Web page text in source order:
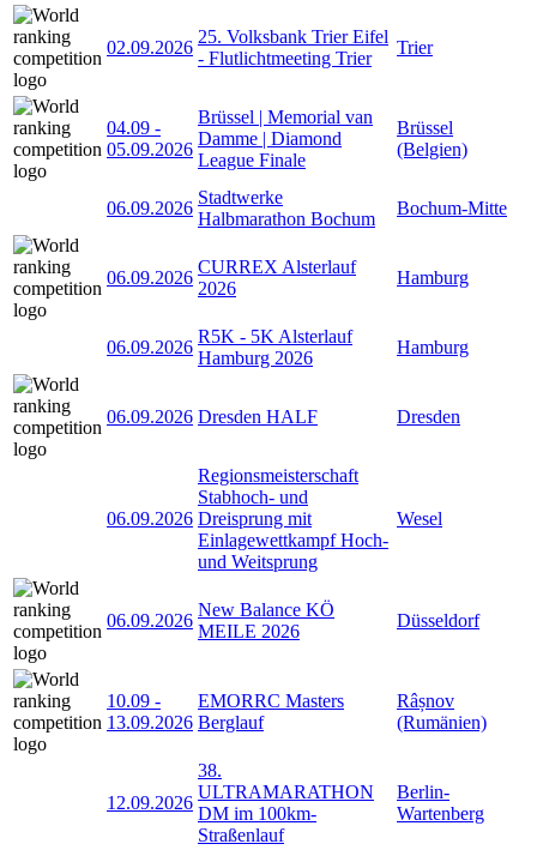
02.09.2026
25. Volksbank Trier Eifel
- Flutlichtmeeting Trier
Trier
04.09 -
05.09.2026
Brüssel | Memorial van
Damme | Diamond
League Finale
Brüssel
(Belgien)
06.09.2026
Stadtwerke
Halbmarathon Bochum
Bochum-Mitte
06.09.2026
CURREX Alsterlauf
2026
Hamburg
06.09.2026
R5K - 5K Alsterlauf
Hamburg 2026
Hamburg
06.09.2026 Dresden HALF Dresden
06.09.2026
Regionsmeisterschaft
Stabhoch- und
Dreisprung mit
Einlagewettkampf Hoch-
und Weitsprung
Wesel
06.09.2026
New Balance KÖ
MEILE 2026
Düsseldorf
10.09 -
13.09.2026
EMORRC Masters
Berglauf
Râșnov
(Rumänien)
12.09.2026
38.
ULTRAMARATHON
DM im 100km-
Straßenlauf
Berlin-
Wartenberg